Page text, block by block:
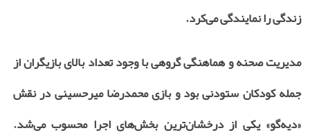
زندگی را نمایندگی می‌کرد.
مدیریت صحنه و هماهنگی گروهی با وجود تعداد بالای بازیگران از
جمله کودکان ستودنی بود و بازی محمدرضا میرحسینی در نقش
«دیه‌گو» یکی از درخشان‌ترین بخش‌های اجرا محسوب می‌شد.